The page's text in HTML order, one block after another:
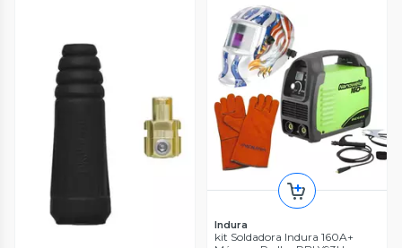
Indura
kit Soldadora Indura 160A+